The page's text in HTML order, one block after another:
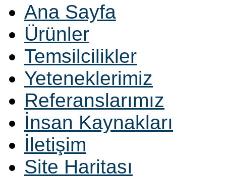
Ana Sayfa
Ürünler
Temsilcilikler
Yeteneklerimiz
Referanslarımız
İnsan Kaynakları
İletişim
Site Haritası